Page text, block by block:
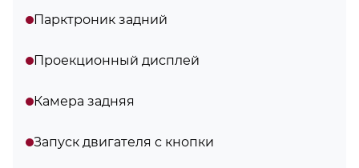
Парктроник задний
Проекционный дисплей
Камера задняя
Запуск двигателя с кнопки